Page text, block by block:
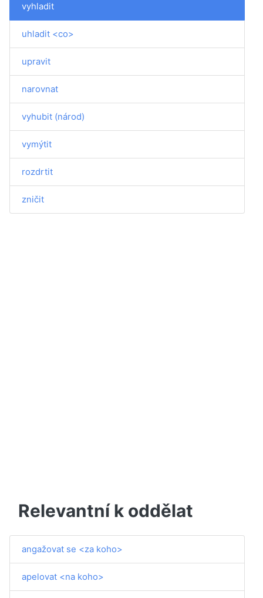
vyhladit
uhladit <co>
upravit
narovnat
vyhubit (národ)
vymýtit
rozdrtit
zničit
Relevantní k oddělat
angažovat se <za koho>
apelovat <na koho>